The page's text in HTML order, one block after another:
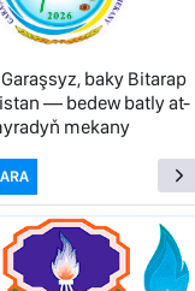
baky Bitarap
— bedew batly at-
mekany